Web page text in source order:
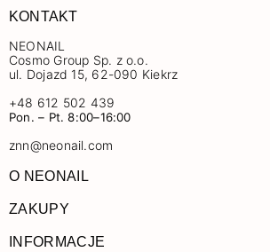
KONTAKT
NEONAIL
Cosmo Group Sp. z o.o.
ul. Dojazd 15, 62-090 Kiekrz
+48 612 502 439
Pon. – Pt. 8:00–16:00
znn@neonail.com
O NEONAIL
ZAKUPY
INFORMACJE